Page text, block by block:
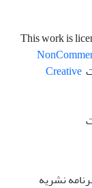
Creative
نشریه